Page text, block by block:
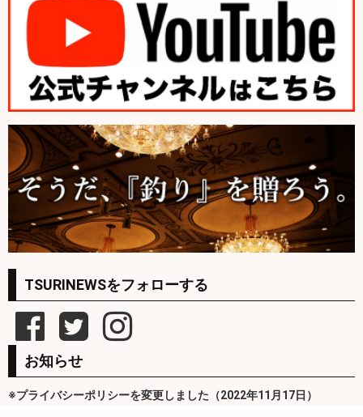
TSURINEWSをフォローする
お知らせ
※プライバシーポリシーを変更しました（2022年11月17日）